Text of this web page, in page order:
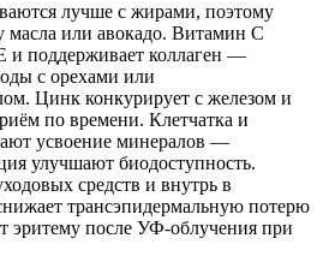
лучше с жирами, поэтому
масла или авокадо. Витамин C
и поддерживает коллаген —
с орехами или
Цинк конкурирует с железом и
по времени. Клетчатка и
усвоение минералов —
улучшают биодоступность.
средств и внутрь в
трансэпидермальную потерю
эритему после УФ‑облучения при